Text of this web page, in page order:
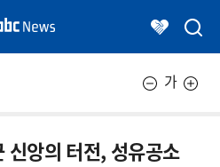
가
신앙의 터전, 성유공소